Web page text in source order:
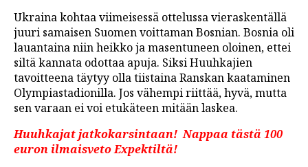
Ukraina kohtaa viimeisessä ottelussa vieraskentällä
juuri samaisen Suomen voittaman Bosnian. Bosnia oli
lauantaina niin heikko ja masentuneen oloinen, ettei
siltä kannata odottaa apuja. Siksi Huuhkajien
tavoitteena täytyy olla tiistaina Ranskan kaataminen
Olympiastadionilla. Jos vähempi riittää, hyvä, mutta
sen varaan ei voi etukäteen mitään laskea.
Huuhkajat jatkokarsintaan! Nappaa tästä 100
euron ilmaisveto Expektiltä!